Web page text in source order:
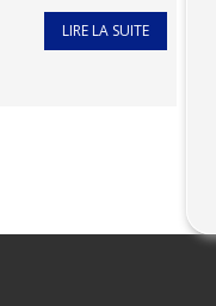
LIRE LA SUITE